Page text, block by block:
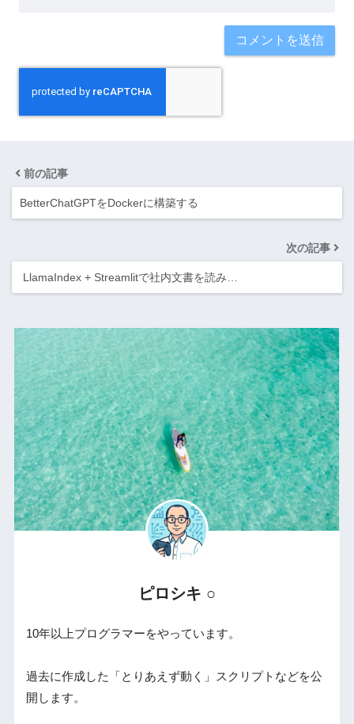
前の記事
BetterChatGPTをDockerに構築する
次の記事
LlamaIndex + Streamlitで社内文書を読み…
ピロシキ ○
10年以上プログラマーをやっています。
過去に作成した「とりあえず動く」スクリプトなどを公
開します。